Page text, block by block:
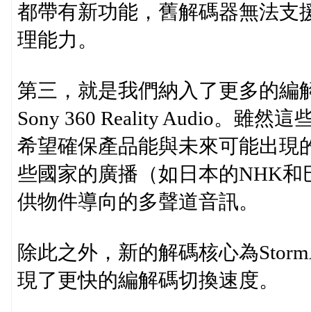
都帶有新功能，舊解碼器無法支
理能力。
第三，就是我們納入了更多的編
Sony 360 Reality Audio。雖然
希望確保產品能與未來可能出現
些國家的廣播（如日本的NHK
供物件導向的多聲道音訊。
除此之外，新的解碼核心為
現了更快的編解碼切換速度。